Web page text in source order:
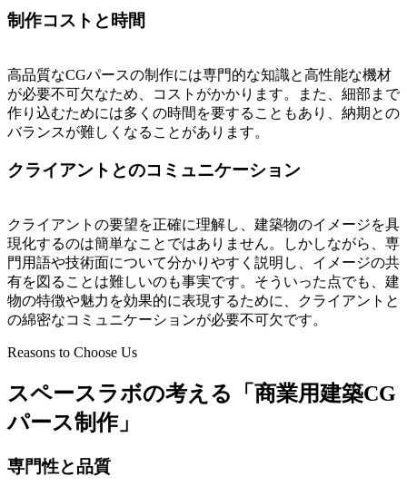
制作コストと時間
高品質なCGパースの制作には専門的な知識と高性能な機材
が必要不可欠なため、コストがかかります。また、細部まで
作り込むためには多くの時間を要することもあり、納期との
バランスが難しくなることがあります。
クライアントとのコミュニケーション
クライアントの要望を正確に理解し、建築物のイメージを具
現化するのは簡単なことではありません。しかしながら、専
門用語や技術面について分かりやすく説明し、イメージの共
有を図ることは難しいのも事実です。そういった点でも、建
物の特徴や魅力を効果的に表現するために、クライアントと
の綿密なコミュニケーションが必要不可欠です。
Reasons to Choose Us
スペースラボの考える「商業用建築CG
パース制作」
専門性と品質